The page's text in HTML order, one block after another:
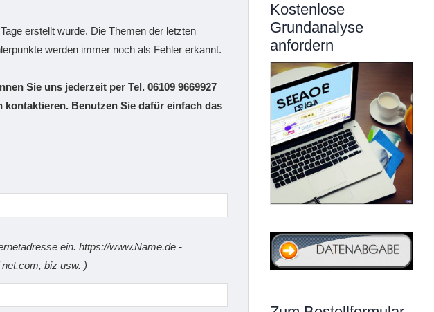
erstellt wurde. Die Themen der letzten
werden immer noch als Fehler erkannt.
Sie uns jederzeit per Tel. 06109 9669927
kontaktieren. Benutzen Sie dafür einfach das
ein. https://www.Name.de -
biz usw. )
Kostenlose
Grundanalyse
anfordern